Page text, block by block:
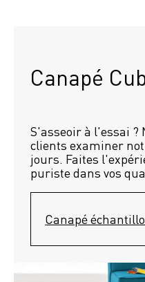
Canapé
S'asseoir à l'essai ?
clients examiner
jours. Faites
puriste dans vos
Canapé